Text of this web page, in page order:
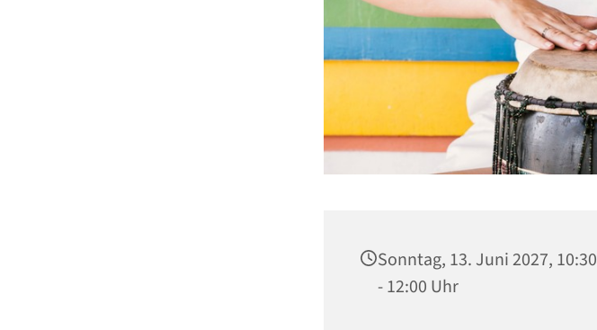
Sonntag, 13. Juni 2027, 10:30
- 12:00 Uhr